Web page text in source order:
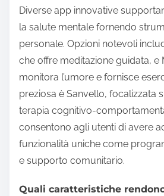
Diverse app innovative
la salute mentale fornendo
personale. Opzioni notevoli
che offre meditazione guidata, e
monitora l’umore e fornisce
preziosa è Sanvello, focalizzata
terapia cognitivo-
consentono agli utenti di avere
funzionalità uniche come
e supporto comunitario.
Quali caratteristiche